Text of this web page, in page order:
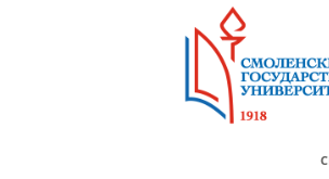
Перейти к основному содержанию